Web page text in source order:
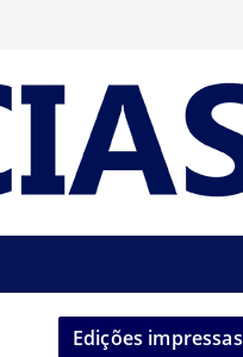
Edições impressas